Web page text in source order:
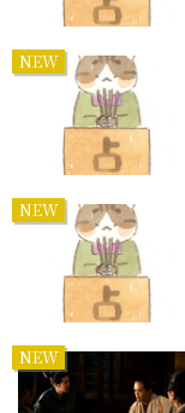
NEW
NEW
NEW